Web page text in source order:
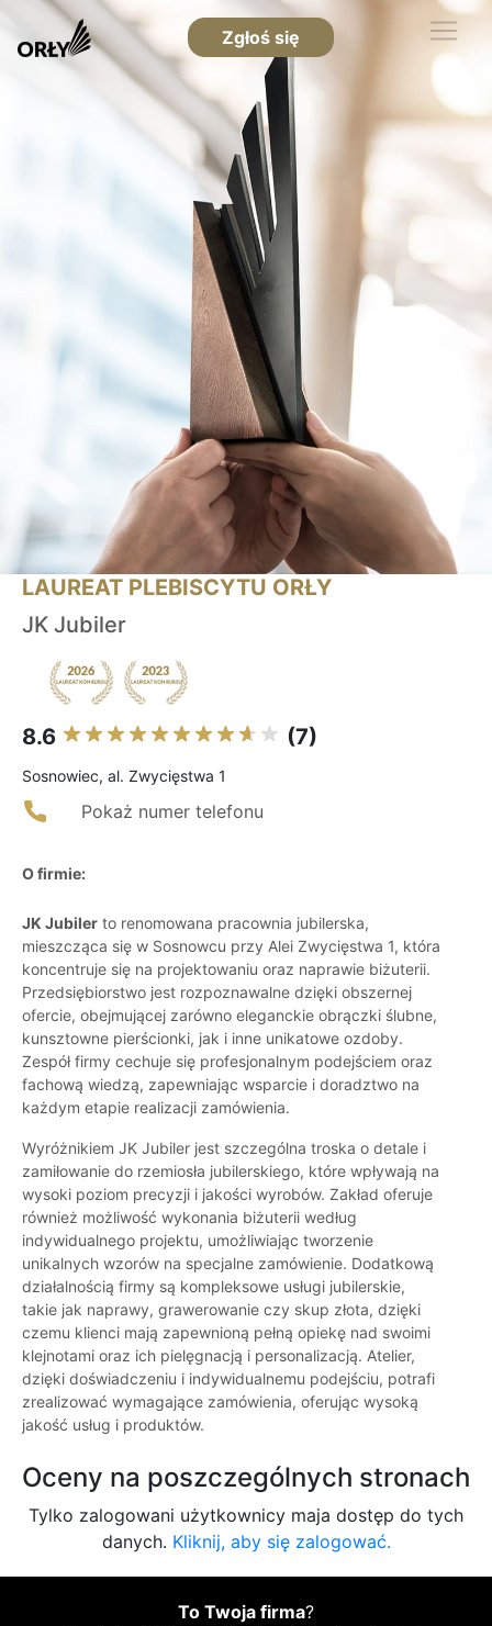
Zgłoś się
LAUREAT PLEBISCYTU ORŁY
JK Jubiler
8.6 (7)
Sosnowiec, al. Zwycięstwa 1
Pokaż numer telefonu
O firmie:
JK Jubiler to renomowana pracownia jubilerska,
mieszcząca się w Sosnowcu przy Alei Zwycięstwa 1, która
koncentruje się na projektowaniu oraz naprawie biżuterii.
Przedsiębiorstwo jest rozpoznawalne dzięki obszernej
ofercie, obejmującej zarówno eleganckie obrączki ślubne,
kunsztowne pierścionki, jak i inne unikatowe ozdoby.
Zespół firmy cechuje się profesjonalnym podejściem oraz
fachową wiedzą, zapewniając wsparcie i doradztwo na
każdym etapie realizacji zamówienia.
Wyróżnikiem JK Jubiler jest szczególna troska o detale i
zamiłowanie do rzemiosła jubilerskiego, które wpływają na
wysoki poziom precyzji i jakości wyrobów. Zakład oferuje
również możliwość wykonania biżuterii według
indywidualnego projektu, umożliwiając tworzenie
unikalnych wzorów na specjalne zamówienie. Dodatkową
działalnością firmy są kompleksowe usługi jubilerskie,
takie jak naprawy, grawerowanie czy skup złota, dzięki
czemu klienci mają zapewnioną pełną opiekę nad swoimi
klejnotami oraz ich pielęgnacją i personalizacją. Atelier,
dzięki doświadczeniu i indywidualnemu podejściu, potrafi
zrealizować wymagające zamówienia, oferując wysoką
jakość usług i produktów.
Oceny na poszczególnych stronach
Tylko zalogowani użytkownicy maja dostęp do tych
danych. Kliknij, aby się zalogować.
To Twoja firma?